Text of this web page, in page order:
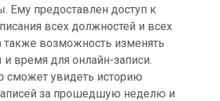
Ему предоставлен доступ к
всех должностей и всех
также возможность изменять
и время для онлайн-записи.
сможет увидеть историю
за прошедшую неделю и